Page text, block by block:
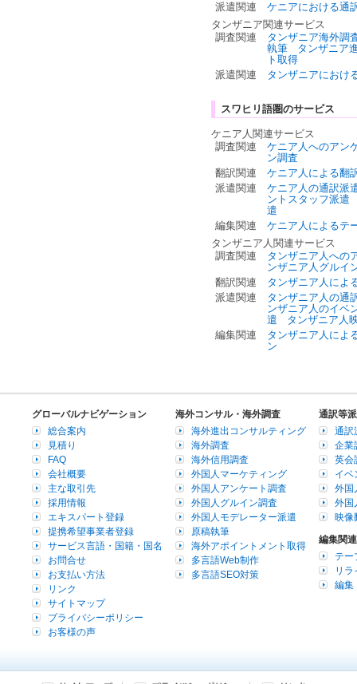
派遣関連
ケニアにおける通
タンザニア関連サービス
調査関連
タンザニア海外調
執筆
タンザニア
ト取得
派遣関連
タンザニアにおけ
スワヒリ語圏のサービス
ケニア人関連サービス
調査関連
ケニア人へのアン
ン調査
翻訳関連
ケニア人による翻
派遣関連
ケニア人の通訳派
ントスタッフ派遣
遣
編集関連
ケニア人によるテ
タンザニア人関連サービス
調査関連
タンザニア人への
ンザニア人グルイ
翻訳関連
タンザニア人によ
派遣関連
タンザニア人の通
ンザニア人のイベ
遣
タンザニア人
編集関連
タンザニア人によ
ン
グローバルナビゲーション
総合案内
見積り
FAQ
会社概要
主な取引先
採用情報
エキスパート登録
提携希望事業者登録
サービス言語・国籍・国名
お問合せ
お支払い方法
リンク
サイトマップ
プライバシーポリシー
お客様の声
海外コンサル・海外調査
海外進出コンサルティング
海外調査
海外信用調査
外国人マーケティング
外国人アンケート調査
外国人グルイン調査
外国人モデレーター派遣
原稿執筆
海外アポイントメント取得
多言語Web制作
多言語SEO対策
通訳等
通訳
企業
英会
イベ
外国
外国
映像
編集関連
テー
リラ
編集